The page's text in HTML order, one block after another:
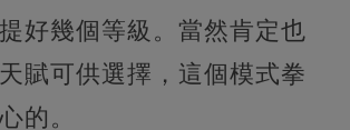
好幾個等級。當然肯定也
賦可供選擇，這個模式拳
的。